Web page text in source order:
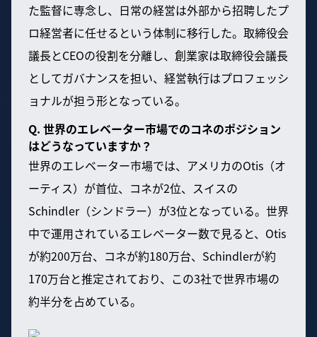
た監督に専念し、日常の経営は外部から招聘したプ
ロ経営者に任せるという体制に移行した。取締役会
議長とCEOの役割を分離し、創業家は取締役会議長
としてガバナンスを担い、経営執行はプロフェッシ
ョナルが担う形となっている。
Q. 世界のエレベーター市場でのコネのポジション
はどうなっていますか？
世界のエレベーター市場では、アメリカのOtis（オ
ーティス）が首位、コネが2位、スイスの
Schindler（シンドラー）が3位となっている。世界
中で運用されているエレベーター数で見ると、Otis
が約200万台、コネが約180万台、Schindlerが約
170万台と推定されており、この3社で世界市場の
約半分を占めている。